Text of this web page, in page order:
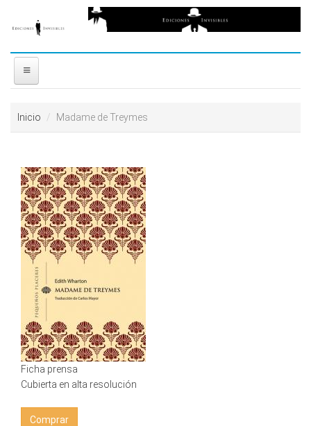
Ir al contenido principal
coloring
horoscopes
download
resizer
DISTRIBUIDORES
PREMIOS
CONTACTO
Inicio Madame de Treymes
Ficha prensa
Cubierta en alta resolución
Comprar